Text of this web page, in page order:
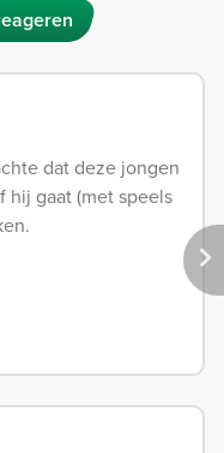
dat deze jongen
gaat (met speels